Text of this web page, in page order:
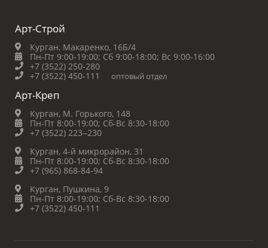
Арт-Строй
Курган, Макаренко, 16Б/4
Пн-Пт 9:00-19:00; Сб 9:00-18:00; Вс 9:00-16:00
+7 (3522) 250-280
+7 (3522) 450-111
оптовый отдел
Арт-Креп
Курган, М. Горького, 148
Пн-Пт 8:00-19:00; Сб-Вс 8:30-18:00
+7 (3522) 223‒230
Курган, 4-й микрорайон, 31
Пн-Пт 8:00-19:00; Сб-Вс 8:30-18:00
+7 (965) 868-84-94
Курган, Пушкина, 9
Пн-Пт 8:00-19:00; Сб-Вс 8:30-18:00
+7 (3522) 450-111